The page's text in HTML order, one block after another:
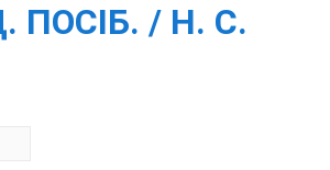
ПОСІБ. / Н. С.